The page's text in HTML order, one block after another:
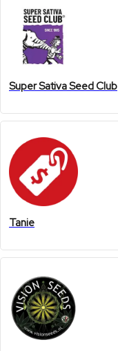
Super Sativa Seed Club
Tanie